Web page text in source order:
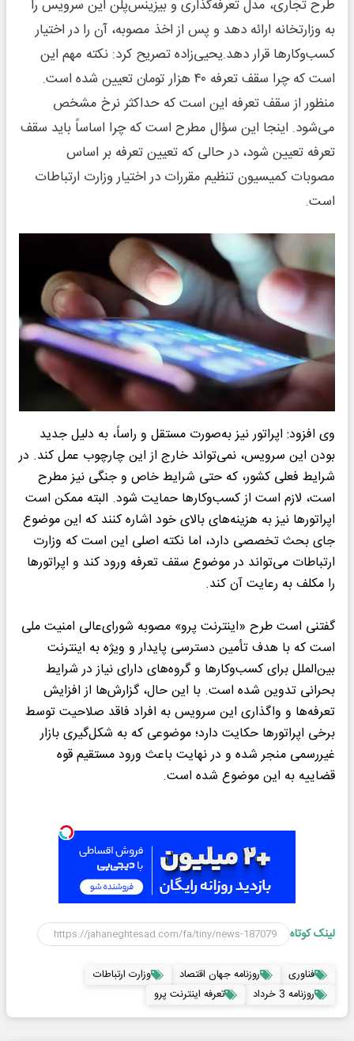
طرح تجاری، مدل تعرفه‌گذاری و بیزینس‌پلن این سرویس را
به وزارتخانه ارائه دهد و پس از اخذ مصوبه، آن را در اختیار
کسب‌وکارها قرار دهد.یحیی‌زاده تصریح کرد: نکته مهم این
است که چرا سقف تعرفه ۴۰ هزار تومان تعیین شده است.
منظور از سقف تعرفه این است که حداکثر نرخ مشخص
می‌شود. اینجا این سؤال مطرح است که چرا اساساً باید سقف
تعرفه تعیین شود، در حالی که تعیین تعرفه بر اساس
مصوبات کمیسیون تنظیم مقررات در اختیار وزارت ارتباطات
است.
وی افزود: اپراتور نیز به‌صورت مستقل و راساً، به دلیل جدید
بودن این سرویس، نمی‌تواند خارج از این چارچوب عمل کند. در
شرایط فعلی کشور، که حتی شرایط خاص و جنگی نیز مطرح
است، لازم است از کسب‌وکارها حمایت شود. البته ممکن است
اپراتورها نیز به هزینه‌های بالای خود اشاره کنند که این موضوع
جای بحث تخصصی دارد، اما نکته اصلی این است که وزارت
ارتباطات می‌تواند در موضوع سقف تعرفه ورود کند و اپراتورها
را مکلف به رعایت آن کند.
گفتنی است طرح «اینترنت پرو» مصوبه شورای‌عالی امنیت ملی
است که با هدف تأمین دسترسی پایدار و ویژه به اینترنت
بین‌الملل برای کسب‌وکارها و گروه‌های دارای نیاز در شرایط
بحرانی تدوین شده است. با این حال، گزارش‌ها از افزایش
تعرفه‌ها و واگذاری این سرویس به افراد فاقد صلاحیت توسط
برخی اپراتورها حکایت دارد؛ موضوعی که به شکل‌گیری بازار
غیررسمی منجر شده و در نهایت باعث ورود مستقیم قوه
قضاییه به این موضوع شده است.
لینک کوتاه
فناوری روزنامه جهان اقتصاد
وزارت ارتباطات
روزنامه 3 خرداد
تعرفه اینترنت پرو